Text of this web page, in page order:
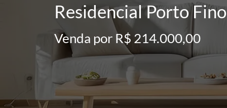
Residencial Porto
Venda por R$ 214.000,00